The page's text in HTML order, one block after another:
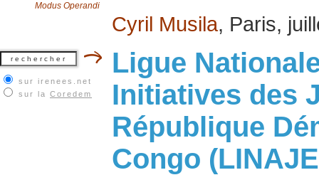
Modus Operandi
sur irenees.net
sur la Coredem
Cyril Musila, Paris,
Ligue
Initiatives des
République
Congo